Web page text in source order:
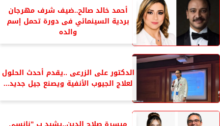
أحمد خالد صالح..ضيف شرف مهرجان
بردية السينمائي فى دورة تحمل إسم
والده
الدكتور على الزرعى ..يقدم أحدث الحلول
لعلاج الجيوب الأنفية ويصنع جيل جديد...